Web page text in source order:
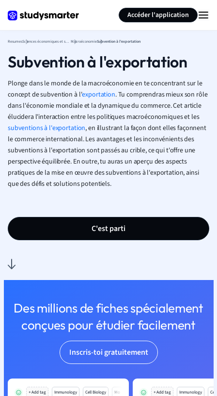
Accéder l'application
Resumes Sciences économiques et sociales MacroéconomieSubvention à l'exportation
Subvention à l'exportation
Plonge dans le monde de la macroéconomie en te concentrant sur le
concept de subvention à l'exportation. Tu comprendras mieux son rôle
dans l'économie mondiale et la dynamique du commerce. Cet article
élucidera l'interaction entre les politiques macroéconomiques et les
subventions à l'exportation, en illustrant la façon dont elles façonnent
le commerce international. Les avantages et les inconvénients des
subventions à l'exportation sont passés au crible, ce qui t'offre une
perspective équilibrée. En outre, tu auras un aperçu des aspects
pratiques de la mise en œuvre des subventions à l'exportation, ainsi
que des défis et solutions potentiels.
C'est parti
Des millions de fiches spécialement
conçues pour étudier facilement
Inscris-toi gratuitement
+ Add tag Immunology Cell Biology Mo + Add tag Immunology
Résumer la page